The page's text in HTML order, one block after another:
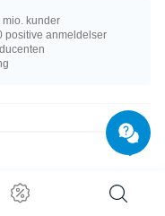
mio. kunder
positive anmeldelser